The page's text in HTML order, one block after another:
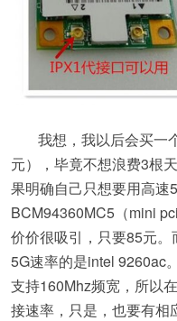
我想，我以后会买一
元），毕竟不想浪费3根
果明确自己只想要用高速
BCM94360MC5（mini
价价很吸引，只要85元
5G速率的是intel 9260ac
支持160Mhz频宽，所以
接速率，只是，也要有相